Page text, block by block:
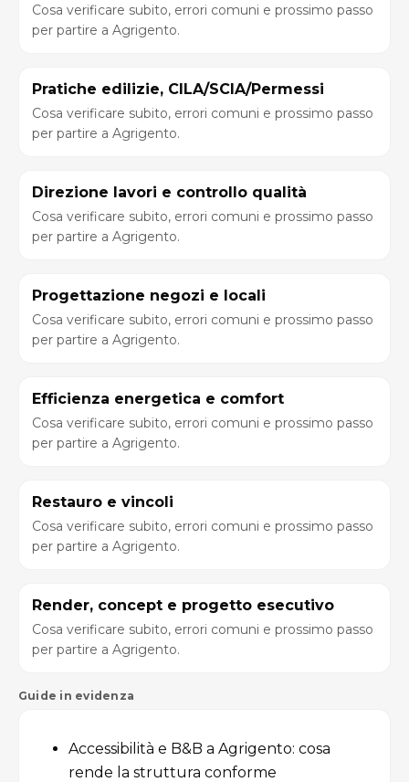
Cosa verificare subito, errori comuni e prossimo passo
per partire a Agrigento.
Pratiche edilizie, CILA/SCIA/Permessi
Cosa verificare subito, errori comuni e prossimo passo
per partire a Agrigento.
Direzione lavori e controllo qualità
Cosa verificare subito, errori comuni e prossimo passo
per partire a Agrigento.
Progettazione negozi e locali
Cosa verificare subito, errori comuni e prossimo passo
per partire a Agrigento.
Efficienza energetica e comfort
Cosa verificare subito, errori comuni e prossimo passo
per partire a Agrigento.
Restauro e vincoli
Cosa verificare subito, errori comuni e prossimo passo
per partire a Agrigento.
Render, concept e progetto esecutivo
Cosa verificare subito, errori comuni e prossimo passo
per partire a Agrigento.
Guide in evidenza
Accessibilità e B&B a Agrigento: cosa
rende la struttura conforme